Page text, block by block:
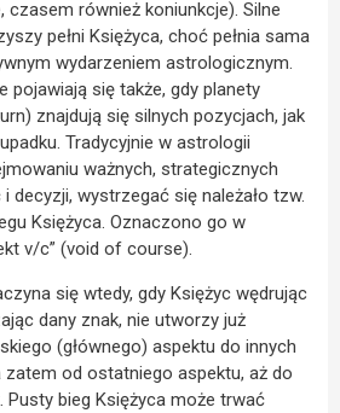
czasem również koniunkcje). Silne
pełni Księżyca, choć pełnia sama
wydarzeniem astrologicznym.
pojawiają się także, gdy planety
znajdują się silnych pozycjach, jak
Tradycyjnie w astrologii
ważnych, strategicznych
decyzji, wystrzegać się należało tzw.
Księżyca. Oznaczono go w
v/c” (void of course).
się wtedy, gdy Księżyc wędrując
dany znak, nie utworzy już
(głównego) aspektu do innych
zatem od ostatniego aspektu, aż do
Pusty bieg Księżyca może trwać